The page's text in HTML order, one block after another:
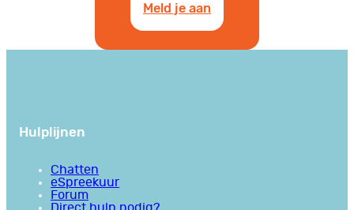
Meld je aan
Hulplijnen
Chatten
eSpreekuur
Forum